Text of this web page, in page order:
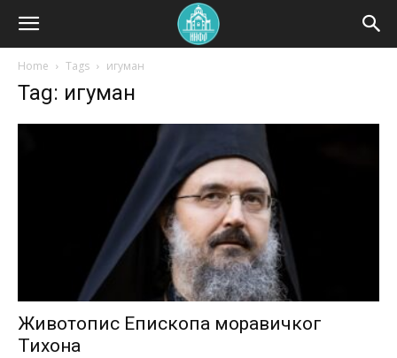
Home Tags игуман
Tag: игуман
Животопис Епископа моравичког
Тихона